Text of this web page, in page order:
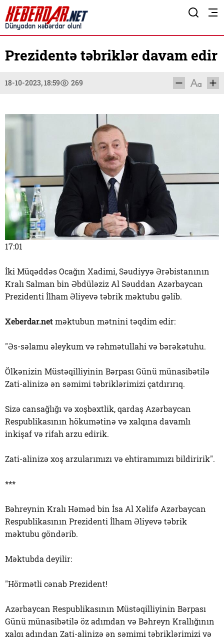
Prezidentə təbriklər davam edir
18-10-2023, 18:59 269
17:01
İki Müqəddəs Ocağın Xadimi, Səudiyyə Ərəbistanının
Kralı Salman bin Əbdüləziz Al Səuddan Azərbaycan
Prezidenti İlham Əliyevə təbrik məktubu gəlib.
Xeberdar.netməktubun mətnini təqdim edir:
"Əs-səlamu əleykum və rəhmətullahi və bərəkətuhu.
Ölkənizin Müstəqilliyinin Bərpası Günü münasibətilə
Zati-alinizə ən səmimi təbriklərimizi çatdırırıq.
Sizə cansağlığı və xoşbəxtlik, qardaş Azərbaycan
Respublikasının hökumətinə və xalqına davamlı
inkişaf və rifah arzu edirik.
Zati-alinizə xoş arzularımızı və ehtiramımızı bildiririk".
***
Bəhreynin Kralı Həməd bin İsa Al Xəlifə Azərbaycan
Respublikasının Prezidenti İlham Əliyevə təbrik
məktubu göndərib.
Məktubda deyilir:
"Hörmətli cənab Prezident!
Azərbaycan Respublikasının Müstəqilliyinin Bərpası
Günü münasibətilə öz adımdan və Bəhreyn Krallığının
xalqı adından Zati-alinizə ən səmimi təbriklərimizi və